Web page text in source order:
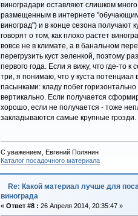
виноградари оставляют слишком
размещенным в интернете
виноград") и в конце сезона получают
говорят о том, как плохо растет
вовсе не в климате, а в банальном
перегрузить куст зеленкой, поэтому
первого года. Если я вижу, что где-то
три, я понимаю, что у куста
пасынками: кладу побег
вертикально. Если получается
хорошо, если не получается - тоже
закладываются самые крупные
С уважением, Евгений Полянин
Каталог посадочного материала
Re: Какой материал лучше для
винограда
« Ответ #8 : 26 Апреля 2014, 20:35:47 »